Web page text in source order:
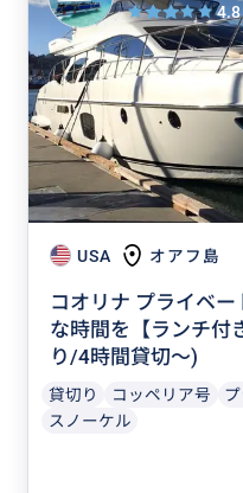
USA オアフ島
コオリナ プライベ
な時間を【ランチ付
り/4時間貸切～)
貸切り コッペリア号
スノーケル
4.8